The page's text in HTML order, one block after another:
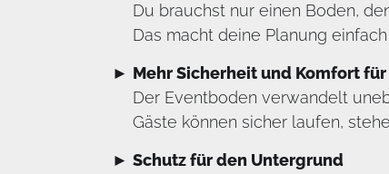
Du brauchst nur einen Boden,
Das macht deine Planung
Mehr Sicherheit und Komfort
Der Eventboden verwandelt
Gäste können sicher laufen,
Schutz für den Untergrund